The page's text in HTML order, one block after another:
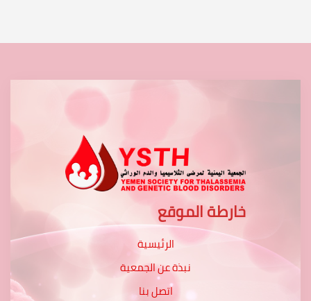
خارطة الموقع
الرئيسية
نبذة عن الجمعية
اتصل بنا